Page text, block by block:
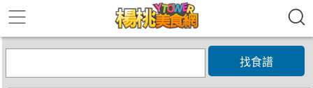
找食譜